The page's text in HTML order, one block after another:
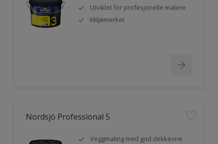
Utviklet for profesjonelle malere
Miljømerket
Nordsjö Professional 5
Veggmaling med god dekkevne